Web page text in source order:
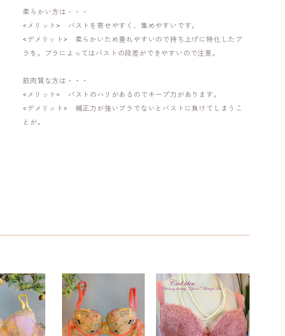
柔らかい方は・・・
<メリット> バストを寄せやすく、集めやすいです。
<デメリット> 柔らかいため垂れやすいので持ち上げに特化したブ
ラを。ブラによってはバストの段差ができやすいので注意。
筋肉質な方は・・・
<メリット> バストのハリがあるのでキープ力があります。
<デメリット> 補正力が強いブラでないとバストに負けてしまうこ
とが。